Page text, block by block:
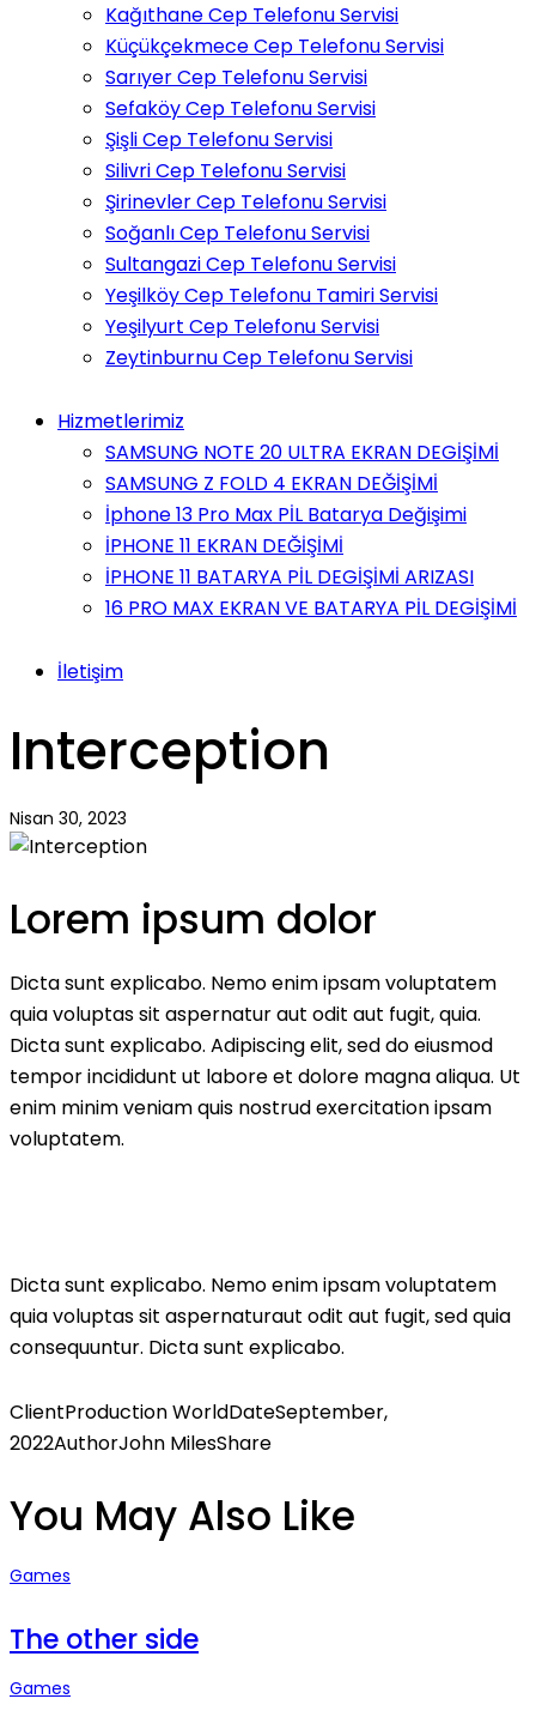
Kağıthane Cep Telefonu Servisi
Küçükçekmece Cep Telefonu Servisi
Sarıyer Cep Telefonu Servisi
Sefaköy Cep Telefonu Servisi
Şişli Cep Telefonu Servisi
Silivri Cep Telefonu Servisi
Şirinevler Cep Telefonu Servisi
Soğanlı Cep Telefonu Servisi
Sultangazi Cep Telefonu Servisi
Yeşilköy Cep Telefonu Tamiri Servisi
Yeşilyurt Cep Telefonu Servisi
Zeytinburnu Cep Telefonu Servisi
Hizmetlerimiz
SAMSUNG NOTE 20 ULTRA EKRAN DEGİŞİMİ
SAMSUNG Z FOLD 4 EKRAN DEĞİŞİMİ
İphone 13 Pro Max PİL Batarya Değişimi
İPHONE 11 EKRAN DEĞİŞİMİ
İPHONE 11 BATARYA PİL DEGİŞİMİ ARIZASI
16 PRO MAX EKRAN VE BATARYA PİL DEGİŞİMİ
İletişim
Interception
Nisan 30, 2023
Lorem ipsum dolor
Dicta sunt explicabo. Nemo enim ipsam voluptatem
quia voluptas sit aspernatur aut odit aut fugit, quia.
Dicta sunt explicabo. Adipiscing elit, sed do eiusmod
tempor incididunt ut labore et dolore magna aliqua. Ut
enim minim veniam quis nostrud exercitation ipsam
voluptatem.
Dicta sunt explicabo. Nemo enim ipsam voluptatem
quia voluptas sit aspernaturaut odit aut fugit, sed quia
consequuntur. Dicta sunt explicabo.
ClientProduction WorldDateSeptember,
2022AuthorJohn MilesShare
You May Also Like
Games
The other side
Games